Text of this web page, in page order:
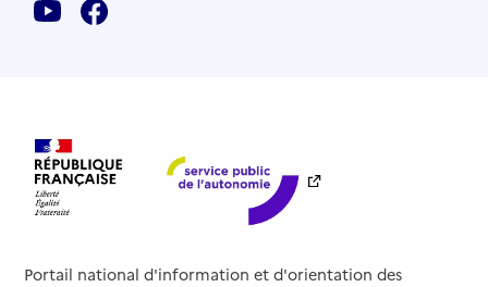
Portail national d'information et d'orientation des